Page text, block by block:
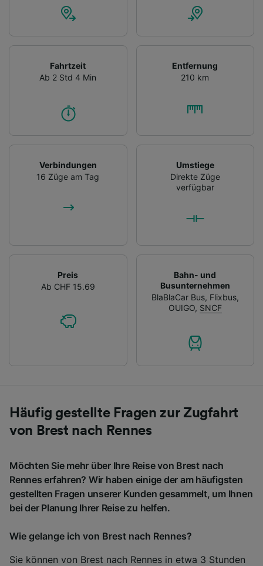
Fahrtzeit
Ab 2 Std 4 Min
Entfernung
210 km
Verbindungen
16 Züge am Tag
Umstiege
Direkte Züge
verfügbar
Preis
Ab CHF 15.69
Bahn- und
Busunternehmen
BlaBlaCar Bus, Flixbus,
OUIGO, SNCF
Häufig gestellte Fragen zur Zugfahrt
von Brest nach Rennes
Möchten Sie mehr über Ihre Reise von Brest nach
Rennes erfahren? Wir haben einige der am häufigsten
gestellten Fragen unserer Kunden gesammelt, um Ihnen
bei der Planung Ihrer Reise zu helfen.
Wie gelange ich von Brest nach Rennes?
Sie können von Brest nach Rennes in etwa 3 Stunden